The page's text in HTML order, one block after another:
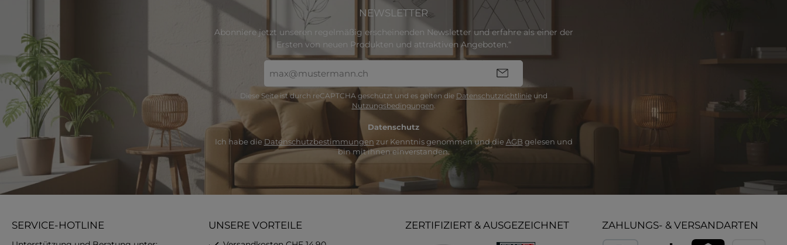
NEWSLETTER
Abonniere jetzt unseren regelmäßig erscheinenden Newsletter und erfahre als einer der
Ersten von neuen Produkten und attraktiven Angeboten.“
Mail-
Adresse
Diese Seite ist durch reCAPTCHA geschützt und es gelten die Datenschutzrichtlinieund
Nutzungsbedingungen.
Datenschutz
Ich habe dieDatenschutzbestimmungen zur Kenntnis genommen und die AGB gelesen und
bin mit ihnen einverstanden.
SERVICE-HOTLINE ZAHLUNGS- & VERSANDARTEN
ZERTIFIZIERT & AUSGEZEICHNET
UNSERE VORTEILE